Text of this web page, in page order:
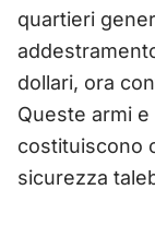
quartieri
dollari, ora
Queste armi
costituiscono
sicurezza